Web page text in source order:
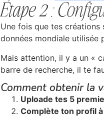
Étape 2 :
Une fois que tes
données mondiale utilisée
Mais attention, il y a un «
barre de recherche, il te
Comment obtenir la
Uploade tes 5
Complète ton profil à